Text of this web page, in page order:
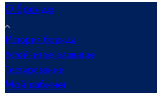
О бренде
История бренда
Устойчивое развитие
Тестирование
Мой кабинет